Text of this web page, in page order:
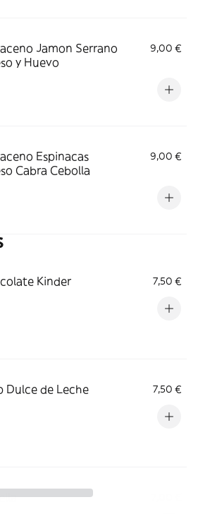
Jamon Serrano
y Huevo
9,00 €
Espinacas
Cabra Cebolla
9,00 €
Kinder 7,50 €
Dulce de Leche 7,50 €